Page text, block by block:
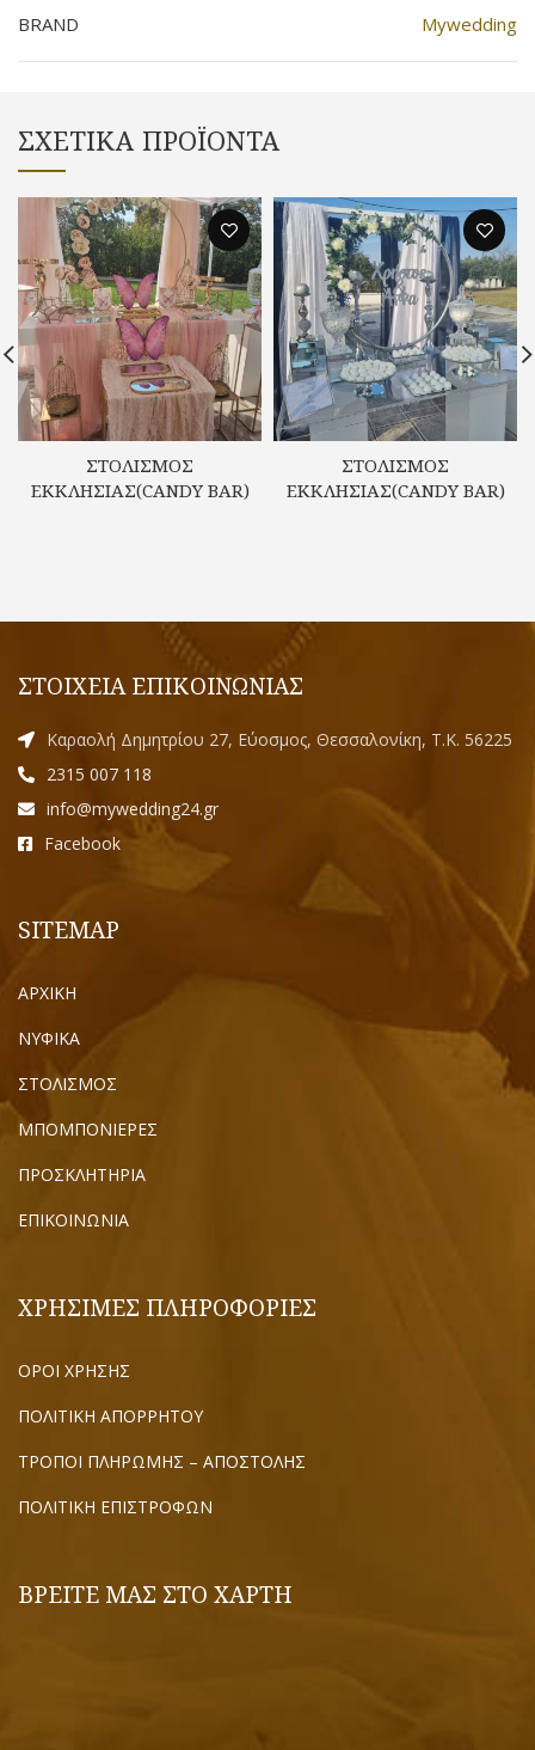
BRAND Mywedding
ΣΧΕΤΙΚΆ ΠΡΟΪΌΝΤΑ
ΣΤΟΛΙΣΜΟΣ
ΕΚΚΛΗΣΙΑΣ(CANDY BAR)
ΣΤΟΛΙΣΜΟΣ
ΕΚΚΛΗΣΙΑΣ(CANDY BAR)
ΣΤΟΙΧΕΙΑ ΕΠΙΚΟΙΝΩΝΙΑΣ
Καραολή Δημητρίου 27, Εύοσμος, Θεσσαλονίκη, Τ.Κ. 56225
2315 007 118
info@mywedding24.gr
Facebook
SITEMAP
ΑΡΧΙΚΗ
ΝΥΦΙΚΑ
ΣΤΟΛΙΣΜΟΣ
ΜΠΟΜΠΟΝΙΕΡΕΣ
ΠΡΟΣΚΛΗΤΗΡΙΑ
ΕΠΙΚΟΙΝΩΝΙΑ
ΧΡΗΣΙΜΕΣ ΠΛΗΡΟΦΟΡΙΕΣ
ΟΡΟΙ ΧΡΗΣΗΣ
ΠΟΛΙΤΙΚΗ ΑΠΟΡΡΗΤΟΥ
ΤΡΟΠΟΙ ΠΛΗΡΩΜΗΣ – ΑΠΟΣΤΟΛΗΣ
ΠΟΛΙΤΙΚΗ ΕΠΙΣΤΡΟΦΩΝ
ΒΡΕΙΤΕ ΜΑΣ ΣΤΟ ΧΑΡΤΗ